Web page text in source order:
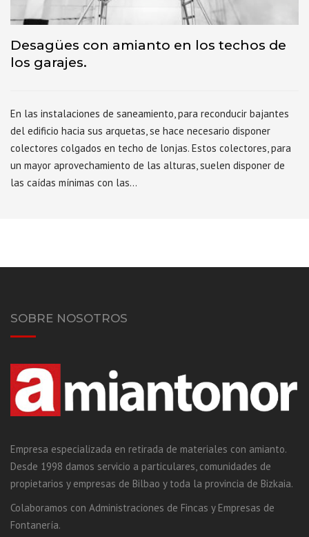
Desagües con amianto en los techos de
los garajes.
En las instalaciones de saneamiento, para reconducir bajantes
del edificio hacia sus arquetas, se hace necesario disponer
colectores colgados en techo de lonjas. Estos colectores, para
un mayor aprovechamiento de las alturas, suelen disponer de
las caídas mínimas con las…
SOBRE NOSOTROS
Empresa especializada en retirada de materiales con amianto.
Desde 1998 damos servicio a particulares, comunidades de
propietarios y empresas de Bilbao y toda la provincia de Bizkaia.
Colaboramos con Administraciones de Fincas y Empresas de
Fontanería.